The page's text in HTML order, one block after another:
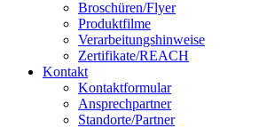
Broschüren/Flyer
Produktfilme
Verarbeitungshinweise
Zertifikate/REACH
Kontakt
Kontaktformular
Ansprechpartner
Standorte/Partner